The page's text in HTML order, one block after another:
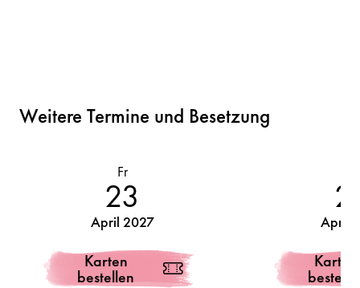
Weitere Termine und Besetzung
Fr
23
April 2027
Karten
bestellen
April
Karten